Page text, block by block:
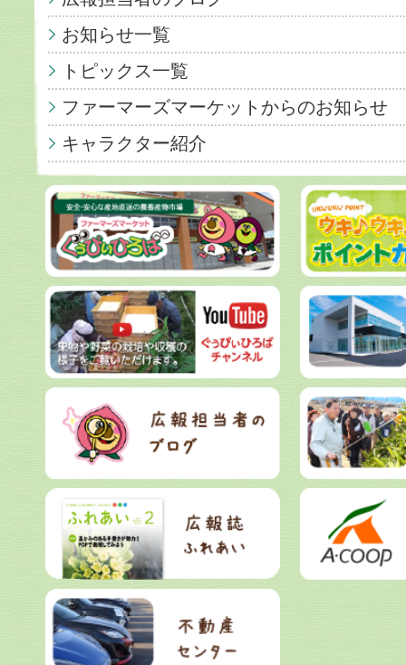
お知らせ一覧
トピックス一覧
ファーマーズマーケットからのお知らせ
キャラクター紹介